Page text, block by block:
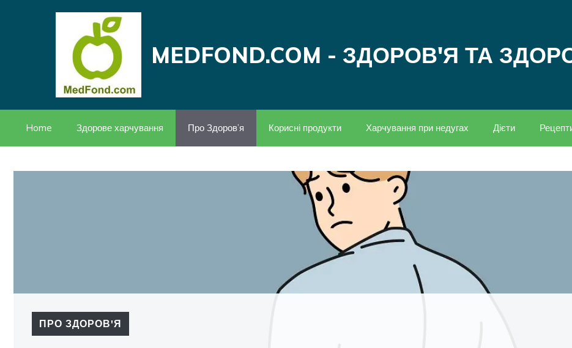
MEDFOND.COM - ЗДОРОВ'Я ТА
Home Здорове харчування Про Здоров’я Корисні продукти Харчування при недугах Дієти
ПРО ЗДОРОВ'Я